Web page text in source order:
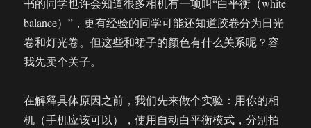
书的同学也许会知道很多相机有一项叫“白平衡（white
balance）”，更有经验的同学可能还知道胶卷分为日光
卷和灯光卷。但这些和裙子的颜色有什么关系呢？容
我先卖个关子。
在解释具体原因之前，我们先来做个实验：用你的相
机（手机应该可以），使用自动白平衡模式，分别拍